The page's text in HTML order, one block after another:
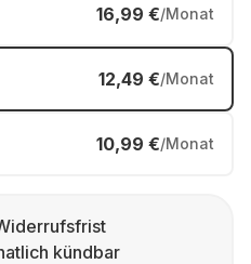
16,99 €/Monat
12,49 €/Monat
10,99 €/Monat
kündbar